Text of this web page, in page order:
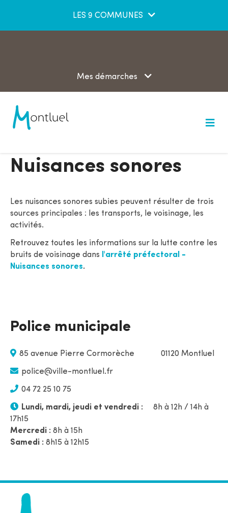
LES 9 COMMUNES
Mes démarches
Nuisances sonores
Les nuisances sonores subies peuvent résulter de trois
sources principales : les transports, le voisinage, les
activités.
Retrouvez toutes les informations sur la lutte contre les
bruits de voisinage dans l'arrêté préfectoral -
Nuisances sonores.
Police municipale
85 avenue Pierre Cormorèche 01120 Montluel
police@ville-montluel.fr
04 72 25 10 75
Lundi, mardi, jeudi et vendredi : 8h à 12h / 14h à
17h15
Mercredi : 8h à 15h
Samedi : 8h15 à 12h15